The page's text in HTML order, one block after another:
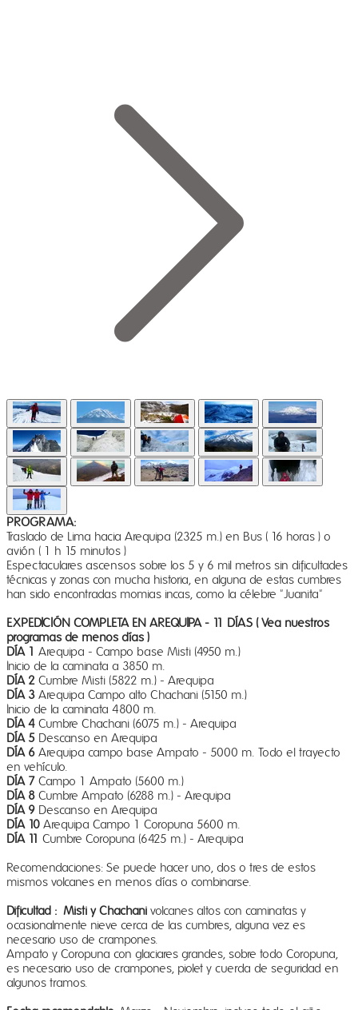
PROGRAMA:
Traslado de Lima hacia Arequipa (2325 m.) en Bus ( 16 horas ) o
avión ( 1 h 15 minutos )
Espectaculares ascensos sobre los 5 y 6 mil metros sin dificultades
técnicas y zonas con mucha historia, en alguna de estas cumbres
han sido encontradas momias incas, como la célebre "Juanita"
EXPEDICIÓN COMPLETA EN AREQUIPA - 11 DÍAS ( Vea nuestros
programas de menos días )
DÍA 1 Arequipa - Campo base Misti (4950 m.)
Inicio de la caminata a 3850 m.
DÍA 2 Cumbre Misti (5822 m.) - Arequipa
DÍA 3 Arequipa Campo alto Chachani (5150 m.)
Inicio de la caminata 4800 m.
DÍA 4 Cumbre Chachani (6075 m.) - Arequipa
DÍA 5 Descanso en Arequipa
DÍA 6 Arequipa campo base Ampato - 5000 m. Todo el trayecto
en vehículo.
DÍA 7 Campo 1 Ampato (5600 m.)
DÍA 8 Cumbre Ampato (6288 m.) - Arequipa
DÍA 9 Descanso en Arequipa
DÍA 10 Arequipa Campo 1 Coropuna 5600 m.
DÍA 11 Cumbre Coropuna (6425 m.) - Arequipa
Recomendaciones: Se puede hacer uno, dos o tres de estos
mismos volcanes en menos días o combinarse.
Dificultad : Misti y Chachani volcanes altos con caminatas y
ocasionalmente nieve cerca de las cumbres, alguna vez es
necesario uso de crampones.
Ampato y Coropuna con glaciares grandes, sobre todo Coropuna,
es necesario uso de crampones, piolet y cuerda de seguridad en
algunos tramos.